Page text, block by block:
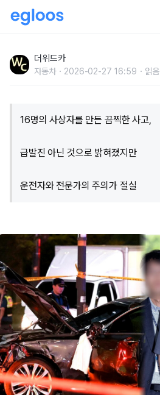
들 튼 이유 밝혀지자 '깜짝'
더위드카
자동차 2026-02-27 16:59 읽음
16명의 사상자를 만든 끔찍한 사고,
급발진 아닌 것으로 밝혀졌지만
운전자와 전문가의 주의가 절실